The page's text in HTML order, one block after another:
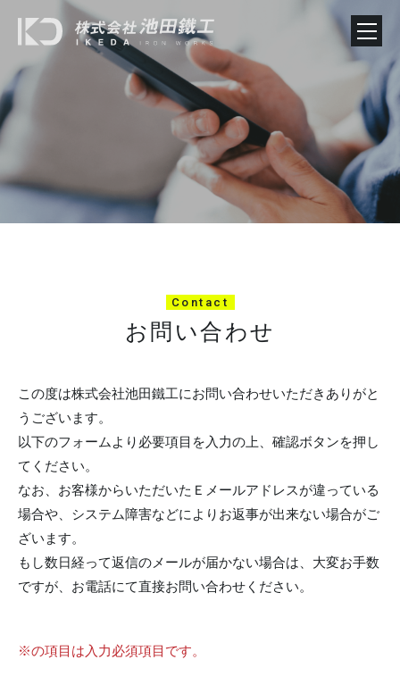
Contact
お問い合わせ
この度は株式会社池田鐵工にお問い合わせいただきありがと
うございます。
以下のフォームより必要項目を入力の上、確認ボタンを押し
てください。
なお、お客様からいただいたＥメールアドレスが違っている
場合や、システム障害などによりお返事が出来ない場合がご
ざいます。
もし数日経って返信のメールが届かない場合は、大変お手数
ですが、お電話にて直接お問い合わせください。
※の項目は入力必須項目です。